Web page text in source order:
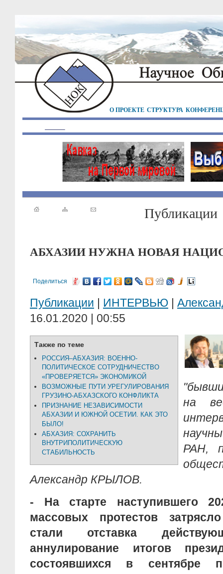
О ПРОЕКТЕ СТРУКТУРА
Публикации
АБХАЗИИ НУЖНА НОВАЯ
Поделиться
Публикации | ИНТЕРВЬЮ |
16.01.2020 | 00:55
Также по теме
РОССИЯ–АБХАЗИЯ: ВОЕННО-
ПОЛИТИЧЕСКОЕ СОТРУДНИЧЕСТВО
«ПРОВЕРЯЕТСЯ» ЭКОНОМИКОЙ
ВОЗМОЖНЫЕ ПУТИ УРЕГУЛИРОВАНИЯ
ГРУЗИНО-АБХАЗСКОГО КОНФЛИКТА
ПРИЗНАНИЕ НЕЗАВИСИМОСТИ
АБХАЗИИ И ЮЖНОЙ ОСЕТИИ. КАК ЭТО
БЫЛО!
АБХАЗИЯ: СОХРАНИТЬ
ВНУТРИПОЛИТИЧЕСКУЮ
СТАБИЛЬНОСТЬ
на
РАН,
Александр КРЫЛОВ.
- На старте наступившего
массовых протестов
стали отставка
аннулирование итогов
состоявшихся в сентябре